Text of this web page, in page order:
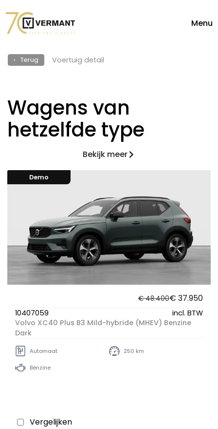
Menu
‹ Terug Voertuig detail
Wagens van
hetzelfde type
Bekijk meer
Demo
€ 48.400€ 37.950
10407059
incl. BTW
Volvo XC40 Plus B3 Mild-hybride (MHEV) Benzine
Dark
Automaat 250 km
Benzine
Vergelijken